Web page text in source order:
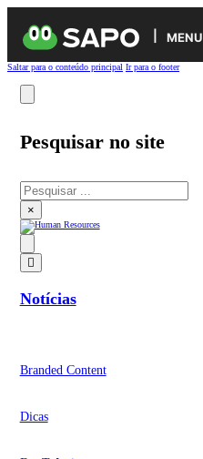
MENU
Saltar para o conteúdo principal Ir para o footer
Pesquisar no site
Pesquisar
×
Notícias
Branded Content
Dicas